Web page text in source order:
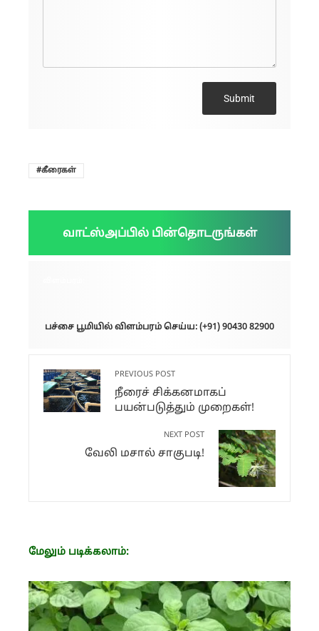
Submit
கீரைகள்
வாட்ஸ்அப்பில் பின்தொடருங்கள்
பச்சை பூமியில் விளம்பரம் செய்ய: (+91) 90430 82900
PREVIOUS POST
நீரைச் சிக்கனமாகப்
பயன்படுத்தும் முறைகள்!
NEXT POST
வேலி மசால் சாகுபடி!
மேலும் படிக்கலாம்: